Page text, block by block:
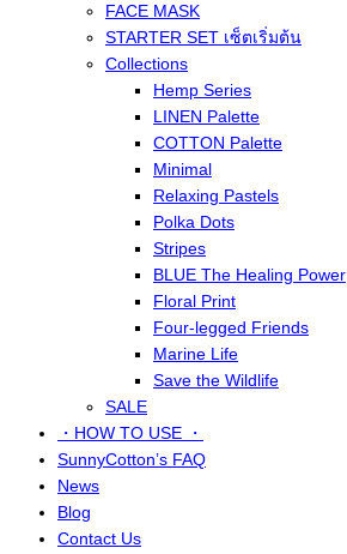
FACE MASK
STARTER SET เซ็ตเริ่มต้น
Collections
Hemp Series
LINEN Palette
COTTON Palette
Minimal
Relaxing Pastels
Polka Dots
Stripes
BLUE The Healing Power
Floral Print
Four-legged Friends
Marine Life
Save the Wildlife
SALE
・HOW TO USE ・
SunnyCotton’s FAQ
News
Blog
Contact Us